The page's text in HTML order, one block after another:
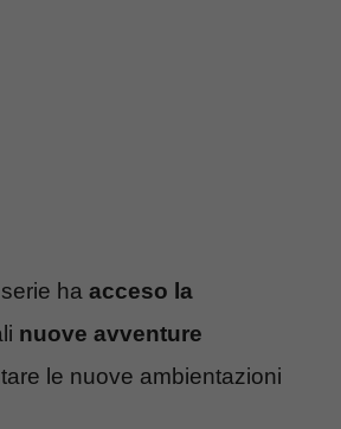
ha acceso la
nuove avventure
le nuove ambientazioni